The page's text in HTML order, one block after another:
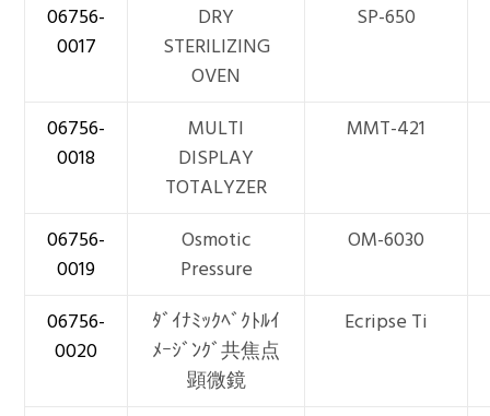
06756-
0017
DRY
STERILIZING
OVEN
SP-650
06756-
0018
MULTI
DISPLAY
TOTALYZER
MMT-421
06756-
0019
Osmotic
Pressure
OM-6030
06756-
0020
ﾀﾞｲﾅﾐｯｸﾍﾞｸﾄﾙｲ
ﾒｰｼﾞﾝｸﾞ共焦点
顕微鏡
Ecripse Ti